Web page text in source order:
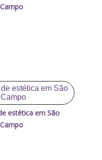
estética em São